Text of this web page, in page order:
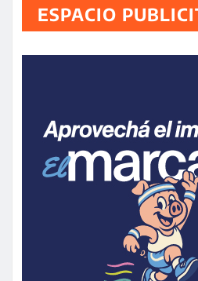
ESPACIO